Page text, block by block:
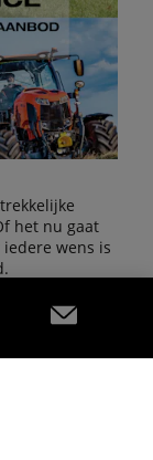
het nu gaat
wens is